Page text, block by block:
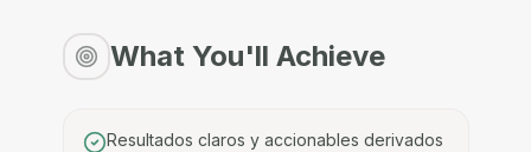
What You'll Achieve
Resultados claros y accionables derivados